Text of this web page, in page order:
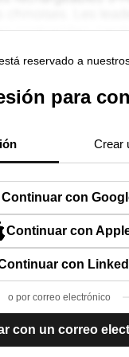
reservado a
para
Crear
Continuar con
Continuar con
con
o por correo electrónico
con un correo